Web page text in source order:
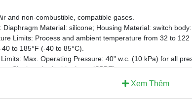
and non-combustible, compatible gases.
Diaphragm Material: silicone; Housing Material: switch
Limits: Process and ambient temperature from 32 to 122
to 185°F (-40 to 85°C).
Max. Operating Pressure: 40" w.c. (10 kPa) for all
Single-pole double-throw (SPDT).
5/16" (7.94 mm) outside diameter tubing, 1/4"
Xem Thêm